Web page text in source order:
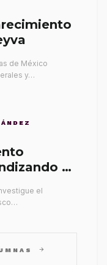
de México
y…
su
el
arrow_forward